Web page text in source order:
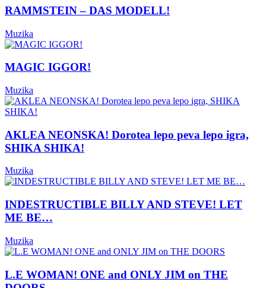
RAMMSTEIN – DAS MODELL!
Muzika
MAGIC IGGOR!
Muzika
AKLEA NEONSKA! Dorotea lepo peva lepo igra,
SHIKA SHIKA!
Muzika
INDESTRUCTIBLE BILLY AND STEVE! LET
ME BE…
Muzika
L.E WOMAN! ONE and ONLY JIM on THE